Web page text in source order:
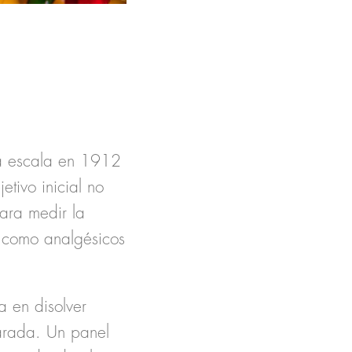
escala en 1912
inicial no
medir la
analgésicos
en disolver
Un panel